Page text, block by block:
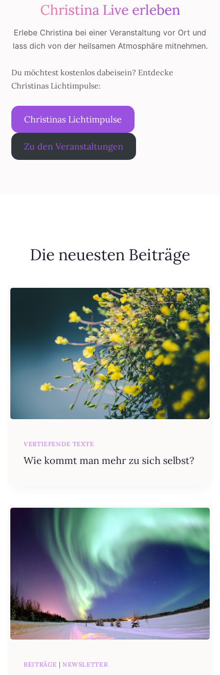
Christina Live erleben
Erlebe Christina bei einer Veranstaltung vor Ort und
lass dich von der heilsamen Atmosphäre mitnehmen.
Du möchtest kostenlos dabeisein? Entdecke
Christinas Lichtimpulse:
Christinas Lichtimpulse
Zu den Veranstaltungen
Die neuesten Beiträge
VERTIEFENDE TEXTE
Wie kommt man mehr zu sich selbst?
BEITRÄGE | NEWSLETTER